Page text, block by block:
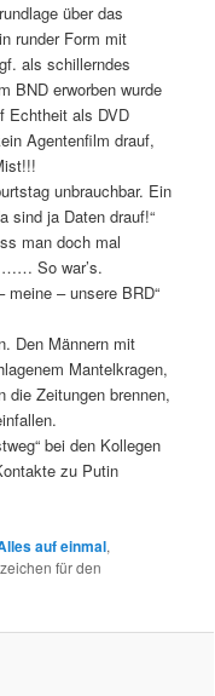
über das
runder Form mit
als schillerndes
BND erworben wurde
Echtheit als DVD
Agentenfilm drauf,
unbrauchbar. Ein
sind ja Daten drauf!“
man doch mal
…… So war’s.
meine – unsere BRD“
Den Männern mit
Mantelkragen,
die Zeitungen brennen,
bei den Kollegen
zu Putin
auf einmal,
für den